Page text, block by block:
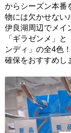
からシーズン本番
物には欠かせない
伊良湖周辺でメイ
「ギラゼンメ」
ンディ」の全4色
確保をおすすめし